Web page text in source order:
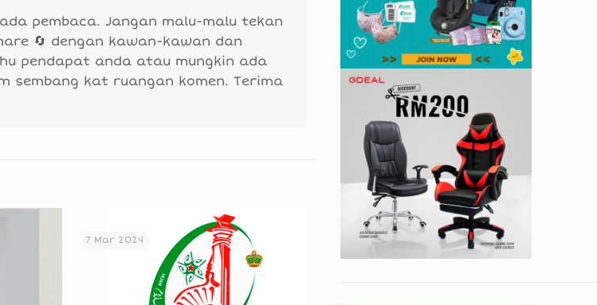
pembaca. Jangan malu-malu tekan
🔄 dengan kawan-kawan dan
pendapat anda atau mungkin ada
sembang kat ruangan komen. Terima
7 Mar 2024